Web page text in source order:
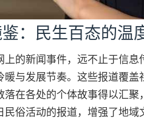
：民生百态的温
上的新闻事件，远不止于信
暖与发展节奏。这些报道覆
落在各处的个体故事得以汇
民俗活动的报道，增强了地